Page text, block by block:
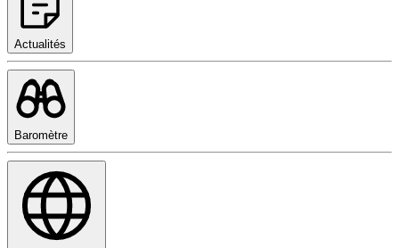
Actualités
Baromètre